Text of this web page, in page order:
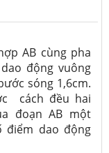
AB cùng pha
động vuông
sóng 1,6cm.
cách đều hai
đoạn AB một
điểm dao động